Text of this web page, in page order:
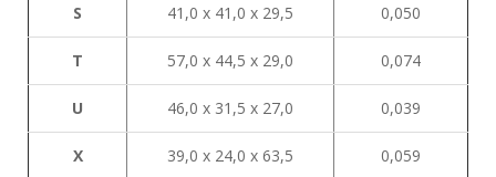
S 41,0 х 41,0 х 29,5 0,050
Т 57,0 х 44,5 х 29,0 0,074
U 46,0 х 31,5 х 27,0 0,039
X 39,0 х 24,0 х 63,5 0,059